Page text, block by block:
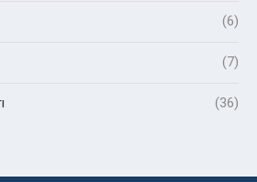
(6)
(7)
(36)